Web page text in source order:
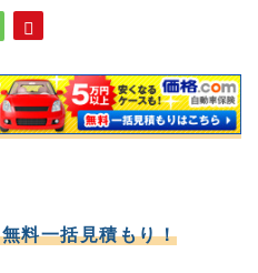
料一括見積もり！